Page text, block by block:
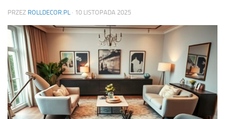
PRZEZ ROLLDECOR.PL · 10 LISTOPADA 2025